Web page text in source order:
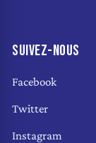
SUIVEZ-NOUS
Facebook
Twitter
Instagram